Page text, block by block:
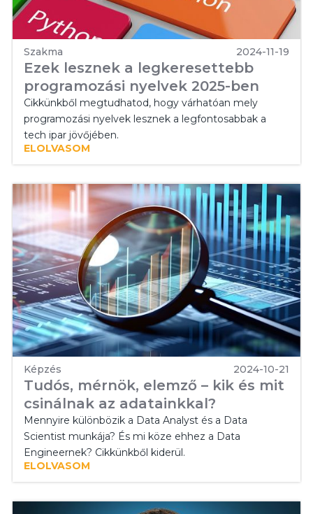
Szakma 2024-11-19
Ezek lesznek a legkeresettebb
programozási nyelvek 2025-ben
Cikkünkből megtudhatod, hogy várhatóan mely
programozási nyelvek lesznek a legfontosabbak a
tech ipar jövőjében.
ELOLVASOM
Képzés 2024-10-21
Tudós, mérnök, elemző – kik és mit
csinálnak az adatainkkal?
Mennyire különbözik a Data Analyst és a Data
Scientist munkája? És mi köze ehhez a Data
Engineernek? Cikkünkből kiderül.
ELOLVASOM